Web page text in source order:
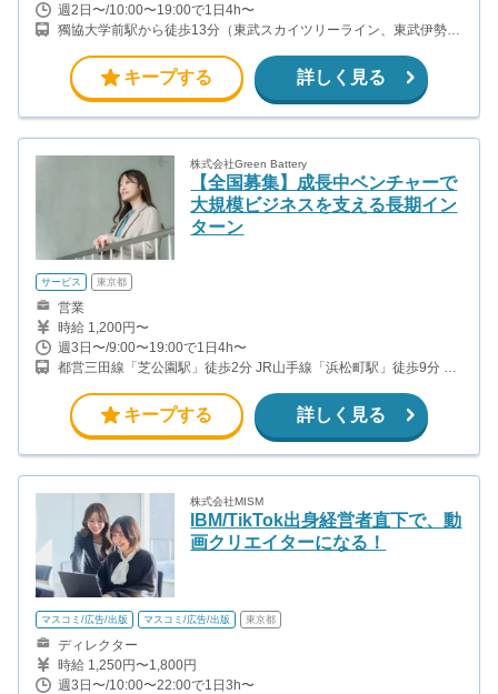
週2日〜/10:00〜19:00で1日4h〜
獨協大学前駅から徒歩13分（東武スカイツリーライン、東武伊勢崎
キープする 詳しく見る
株式会社Green Battery
【全国募集】成長中ベンチャーで
大規模ビジネスを支える長期イン
ターン
サービス 東京都
営業
時給 1,200円〜
週3日〜/9:00〜19:00で1日4h〜
都営三田線「芝公園駅」徒歩2分 JR山手線「浜松町駅」徒歩9分 ※
車もしくは公共交通機関を使用しての移動となります。
キープする 詳しく見る
株式会社MISM
IBM/TikTok出身経営者直下で、動
画クリエイターになる！
マスコミ/広告/出版 マスコミ/広告/出版 東京都
ディレクター
時給 1,250円〜1,800円
週3日〜/10:00〜22:00で1日3h〜